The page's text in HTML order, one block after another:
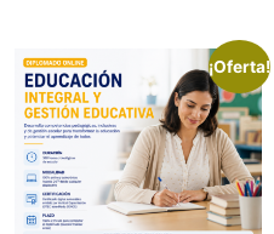
¡Oferta!